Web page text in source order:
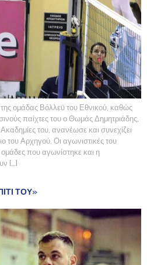
της ομάδας Βόλλεϋ του Εθνικού, καθώς
παίχτες του ο Θωμάς Δημητριάδης,
του, ανανέωσε και συνεχίζει
του Αρχηγού. Οι αγωνιστικές του
που αγωνίστηκε και η
[…]
ΤΟΥ»